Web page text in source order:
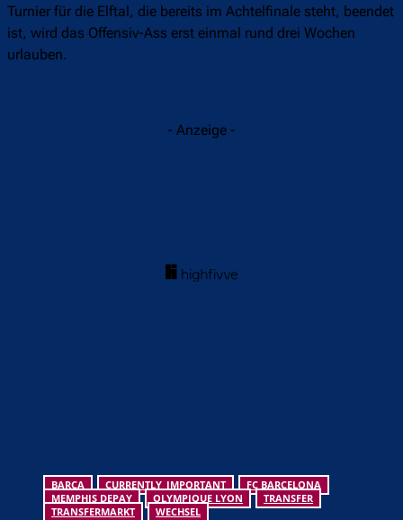
Turnier für die Elftal, die bereits im Achtelfinale steht, beendet
ist, wird das Offensiv-Ass erst einmal rund drei Wochen
urlauben.
- Anzeige -
BARCA CURRENTLY_IMPORTANT
FC BARCELONA
MEMPHIS DEPAY
OLYMPIQUE LYON
TRANSFER
TRANSFERMARKT
WECHSEL